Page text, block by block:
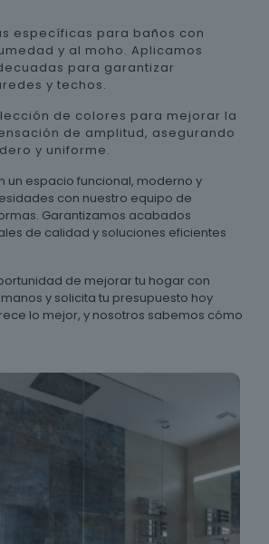
específicas para baños con
y al moho. Aplicamos
para garantizar
y techos.
de colores para mejorar la
de amplitud, asegurando
y uniforme.
un espacio funcional, moderno y
con nuestro equipo de
Garantizamos acabados
de calidad y soluciones eficientes
de mejorar tu hogar con
y solicita tu presupuesto hoy
lo mejor, y nosotros sabemos cómo